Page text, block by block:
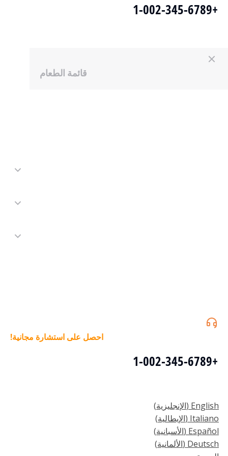
+1-002-345-6789
قائمة الطعام
احصل على استشارة مجانية!
+1-002-345-6789
English
(الإنجليزية)
Italiano
(الإيطالية)
Español
(الأسبانية)
Deutsch
(الألمانية)